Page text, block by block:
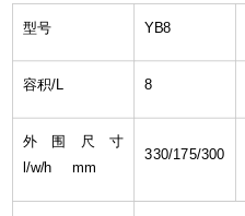
型号 YB8
容积/L 8
外围尺寸
l/w/h mm
330/175/300